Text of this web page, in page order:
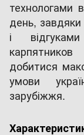
технологами
день, завдяки
і
добитися
умови
зарубіжжя.